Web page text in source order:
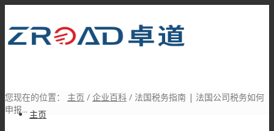
主页
您现在的位置： 主页 / 企业百科 / 法国税务指南 | 法国公司税务如何
申报...